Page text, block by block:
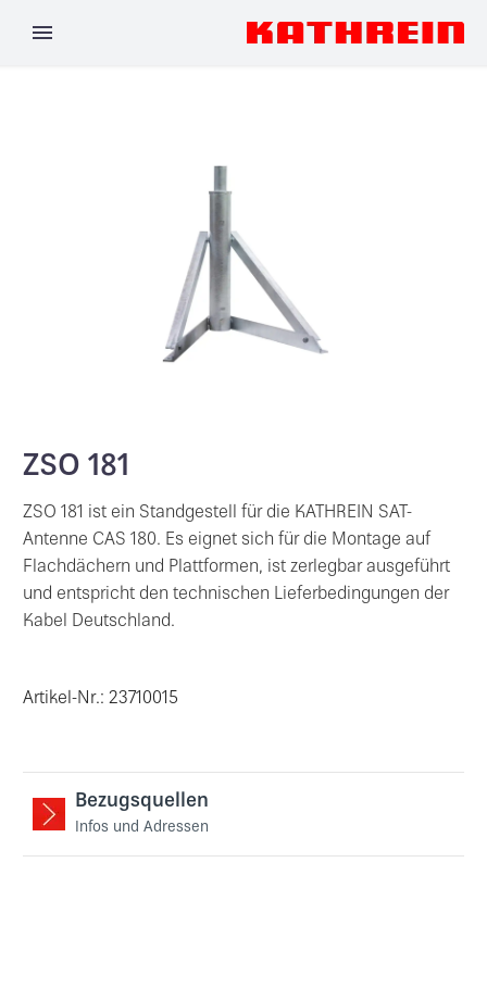
ZSO 181
ZSO 181 ist ein Standgestell für die KATHREIN SAT-
Antenne CAS 180. Es eignet sich für die Montage auf
Flachdächern und Plattformen, ist zerlegbar ausgeführt
und entspricht den technischen Lieferbedingungen der
Kabel Deutschland.
Artikel-Nr.: 23710015
Bezugsquellen
Infos und Adressen